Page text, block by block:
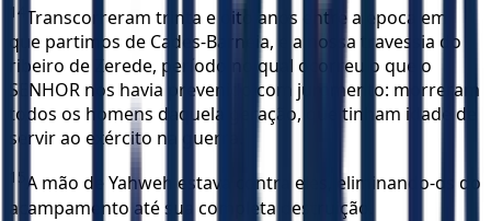
14 Transcorreram trinta e oito anos entre a época em
que partimos de Cades-Barneia, e a nossa travessia do
ribeiro de Zerede, período no qual ocorreu o que o
SENHOR nos havia prevenido com juramento: morreram
todos os homens daquela geração, que tinham idade de
servir ao exército na guerra.
15 A mão de Yahweh estava contra eles, eliminando-os do
acampamento até sua completa destruição.